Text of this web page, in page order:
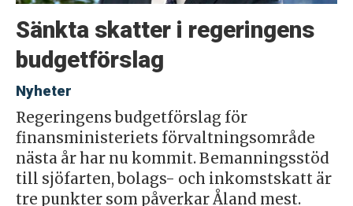
Sänkta skatter i regeringens
budgetförslag
Nyheter
Regeringens budgetförslag för
finansministeriets förvaltningsområde
nästa år har nu kommit. Bemanningsstöd
till sjöfarten, bolags- och inkomstskatt är
tre punkter som påverkar Åland mest.